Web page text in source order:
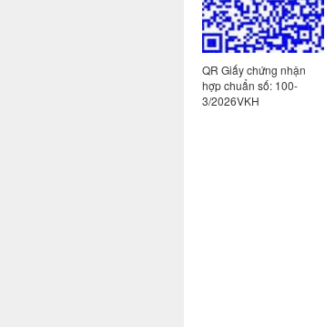
QR Giấy chứng nhận
hợp chuẩn số: 100-
3/2026VKH